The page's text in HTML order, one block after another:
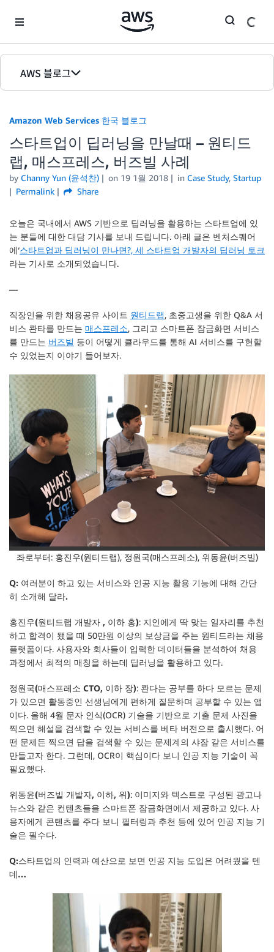
AWS 블로그
홈
에디션
Amazon Web Services 한국 블로그
스타트업이 딥러닝을 만날때 – 원티드
랩, 매스프레스, 버즈빌 사례
by Channy Yun (윤석찬) on 19 1월 2018 in Case Study, Startup
Permalink
Share
오늘은 국내에서 AWS 기반으로 딥러닝을 활용하는 스타트업에 있
는 분들에 대한 대담 기사를 보내 드립니다. 아래 글은 벤처스퀘어
에‘스타트업과 딥러닝이 만나면?, 세 스타트업 개발자의 딥러닝 토크
라는 기사로 소개되었습니다.
—
직장인을 위한 채용공유 사이트 원티드랩, 초중고생을 위한 Q&A 서
비스 콴타를 만드는 매스프레소, 그리고 스마트폰 잠금화면 서비스
를 만드는 버즈빌 등이 어떻게 클라우드를 통해 AI 서비스를 구현할
수 있었는지 이야기 들어보자.
좌로부터: 홍진우(원티드랩), 정원국(매스프레소), 위동윤(버즈빌)
Q: 여러분이 하고 있는 서비스와 인공 지능 활용 기능에 대해 간단
히 소개해 달라.
홍진우(원티드랩 개발자 , 이하 홍): 지인에게 딱 맞는 일자리를 추천
하고 합격이 됐을 때 50만원 이상의 보상금을 주는 원티드라는 채용
플랫폼이다. 사용자와 회사들이 입력한 데이터들을 분석하여 채용
과정에서 최적의 매칭을 하는데 딥러닝을 활용하고 있다.
정원국(매스프레소 CTO, 이하 장): 콴다는 공부를 하다 모르는 문제
가 있으면 활동중인 선생님에게 편하게 질문하며 공부할 수 있는 앱
이다. 올해 4월 문자 인식(OCR) 기술을 기반으로 기출 문제 사진을
찍으면 해설을 검색할 수 있는 서비스를 베타 버전으로 출시했다. 어
떤 문제든 찍으면 답을 검색할 수 있는 문제계의 샤잠 같은 서비스를
만들고자 한다. 그런데, OCR이 핵심이다 보니 인공 지능 기술이 꼭
필요했다.
위동윤(버즈빌 개발자, 이하, 위): 이미지와 텍스트로 구성된 광고나
뉴스와 같은 컨텐츠들을 스마트폰 잠금화면에서 제공하고 있다. 사
용자에게 콘텐츠를 주다 보니 필터링과 추천 등에 있어 인공 지능 기
술은 필수다.
Q:스타트업의 인력과 예산으로 보면 인공 지능 도입은 어려웠을 텐
데…